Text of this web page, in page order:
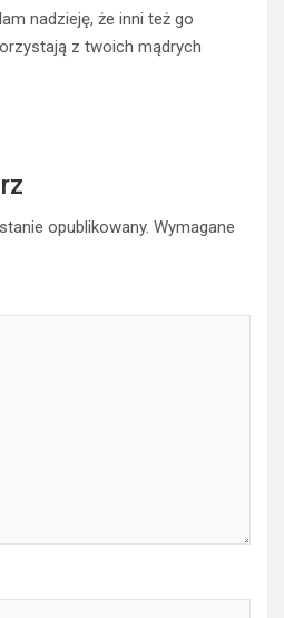
nadzieję, że inni też go
z twoich mądrych
opublikowany. Wymagane